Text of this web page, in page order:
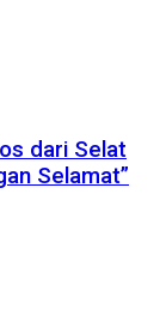
dari Selat
Selamat”